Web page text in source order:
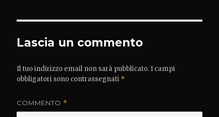
Lascia un commento
Il tuo indirizzo email non sarà pubblicato. I campi
obbligatori sono contrassegnati *
COMMENTO *